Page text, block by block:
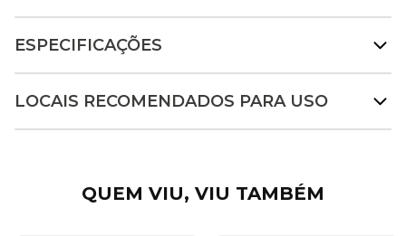
ESPECIFICAÇÕES
LOCAIS RECOMENDADOS PARA USO
QUEM VIU, VIU TAMBÉM